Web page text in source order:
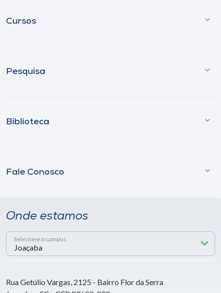
Cursos
Pesquisa
Biblioteca
Fale Conosco
Onde estamos
Selecione o campus
Rua Getúlio Vargas, 2125 - Bairro Flor da Serra